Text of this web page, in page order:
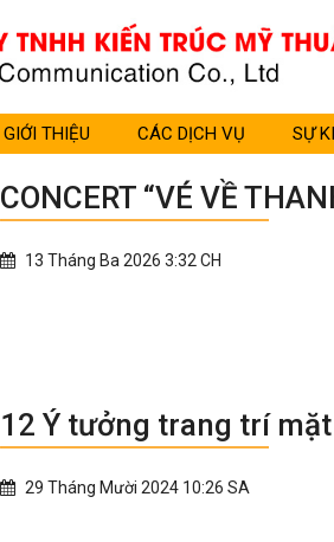
GIỚI THIỆU CÁC DỊCH VỤ SỰ
CONCERT “VÉ VỀ
13 Tháng Ba 2026 3:32 CH
12 Ý tưởng trang trí
29 Tháng Mười 2024 10:26 SA